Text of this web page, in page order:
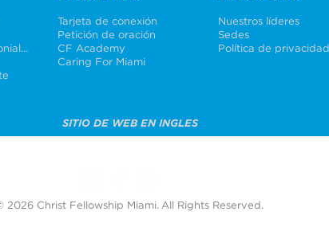
Bodas y prematrimoniales
Tarjeta de conexión
Petición de oración
CF Academy
Caring For Miami
Nuestros líderes
Sedes
Política de privacidad
SITIO DE WEB EN INGLES
2026 Christ Fellowship Miami. All Rights Reserved.